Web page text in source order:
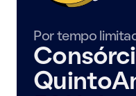
Por tempo